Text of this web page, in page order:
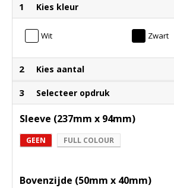
1 Kies kleur
Wit Zwart
2 Kies aantal
3 Selecteer opdruk
Sleeve (237mm x 94mm)
GEEN FULL COLOUR
Bovenzijde (50mm x 40mm)